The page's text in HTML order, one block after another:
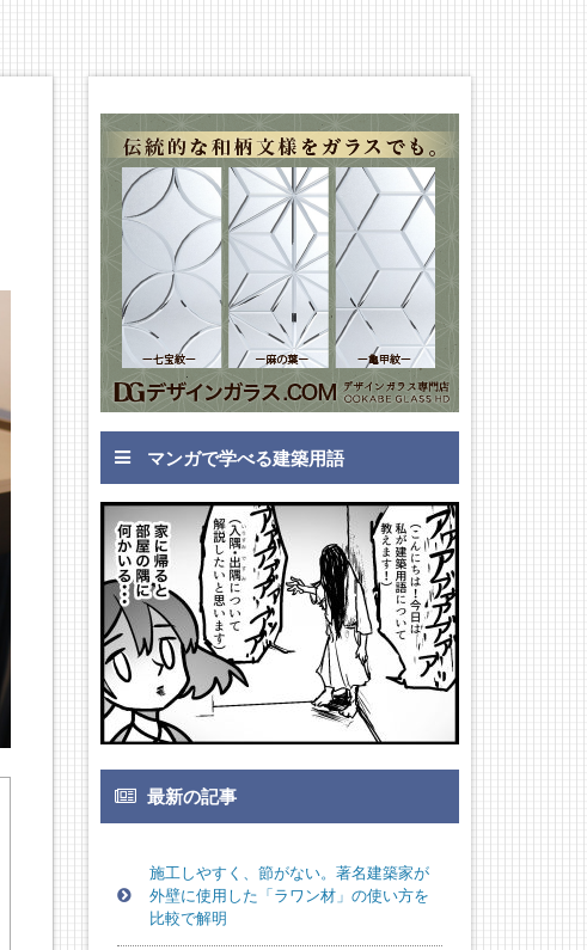
マンガで学べる建築用語
最新の記事
施工しやすく、節がない。著名建築家が
外壁に使用した「ラワン材」の使い方を
比較で解明